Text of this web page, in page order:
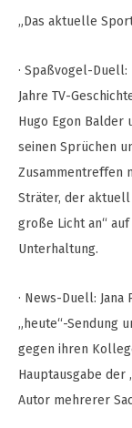
„Das aktuelle
· Spaßvogel-
Jahre TV-
Hugo Egon Balder
seinen Sprüchen
Zusammentreffen
Sträter, der aktuell
große Licht an“
Unterhaltung.
· News-Duell:
„heute“-Sendung
gegen ihren
Hauptausgabe der
Autor mehrerer